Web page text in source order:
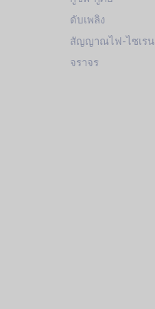
ดับเพลิง
สัญญาณไฟ-ไซเรน
จราจร